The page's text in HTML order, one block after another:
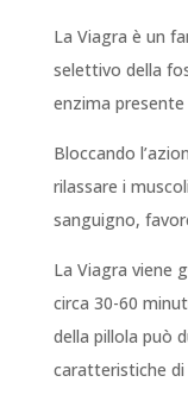
La Viagra è un
selettivo della
enzima
Bloccando
rilassare i
sanguigno,
La Viagra viene
circa 30-60
della pillola può
caratteristiche